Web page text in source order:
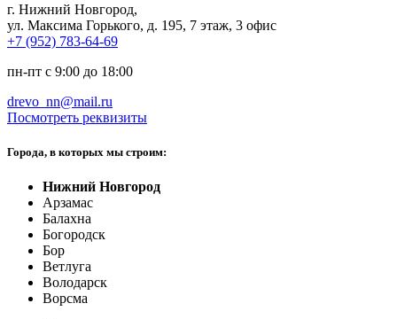
г. Нижний Новгород,
ул. Максима Горького, д. 195, 7 этаж, 3 офис
+7 (952) 783-64-69
пн-пт с 9:00 до 18:00
drevo_nn@mail.ru
Посмотреть реквизиты
Города, в которых мы строим:
Нижний Новгород
Арзамас
Балахна
Богородск
Бор
Ветлуга
Володарск
Ворсма